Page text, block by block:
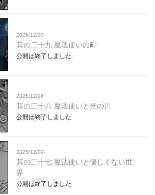
2025/12/30
其の二十九 魔法使いの町
公開は終了しました
2025/12/16
其の二十八 魔法使いと光の川
公開は終了しました
2025/12/09
其の二十七 魔法使いと優しくない世
界
公開は終了しました